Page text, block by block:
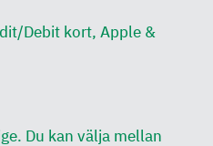
Debit kort, Apple &
Du kan välja mellan